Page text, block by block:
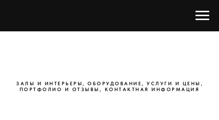
ЗАЛЫ И ИНТЕРЬЕРЫ, ОБОРУДОВАНИЕ, УСЛУГИ И ЦЕНЫ,
ПОРТФОЛИО И ОТЗЫВЫ, КОНТАКТНАЯ ИНФОРМАЦИЯ